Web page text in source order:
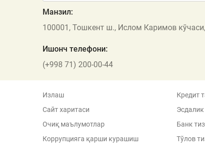
Манзил:
100001, Тошкент ш., Ислом Каримов
Ишонч телефони:
(+998 71) 200-00-44
Излаш
Сайт харитаси
Очиқ маълумотлар
Коррупцияга қарши курашиш
Кредит
Эсдалик
Банк
Тўлов